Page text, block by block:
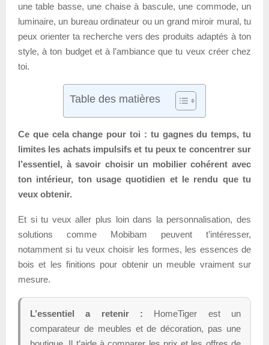
une table basse, une chaise à bascule, une commode, un
luminaire, un bureau ordinateur ou un grand miroir mural, tu
peux orienter ta recherche vers des produits adaptés à ton
style, à ton budget et à l’ambiance que tu veux créer chez
toi.
Table des matières
Ce que cela change pour toi : tu gagnes du temps, tu
limites les achats impulsifs et tu peux te concentrer sur
l’essentiel, à savoir choisir un mobilier cohérent avec
ton intérieur, ton usage quotidien et le rendu que tu
veux obtenir.
Et si tu veux aller plus loin dans la personnalisation, des
solutions comme Mobibam peuvent t’intéresser,
notamment si tu veux choisir les formes, les essences de
bois et les finitions pour obtenir un meuble vraiment sur
mesure.
L’essentiel a retenir : HomeTiger est un
comparateur de meubles et de décoration, pas une